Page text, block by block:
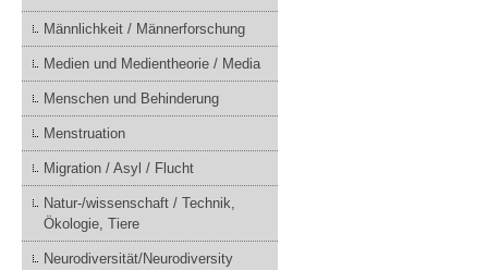
Männlichkeit / Männerforschung
Medien und Medientheorie / Media
Menschen und Behinderung
Menstruation
Migration / Asyl / Flucht
Natur-/wissenschaft / Technik,
Ökologie, Tiere
Neurodiversität/Neurodiversity